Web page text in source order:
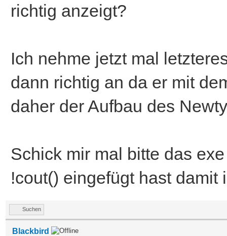
richtig anzeigt?
Ich nehme jetzt mal
dann richtig an da er mit
daher der Aufbau des
Schick mir mal bitte das
!cout() eingefügt hast damit
Suchen
Blackbird